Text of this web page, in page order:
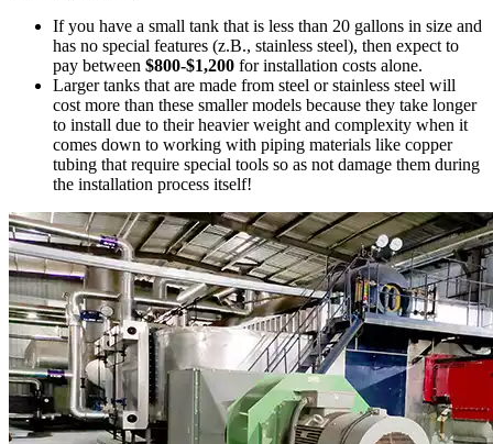
If you have a small tank that is less than 20 gallons in size and
has no special features (z.B., stainless steel), then expect to
pay between $800-$1,200 for installation costs alone.
Larger tanks that are made from steel or stainless steel will
cost more than these smaller models because they take longer
to install due to their heavier weight and complexity when it
comes down to working with piping materials like copper
tubing that require special tools so as not damage them during
the installation process itself!